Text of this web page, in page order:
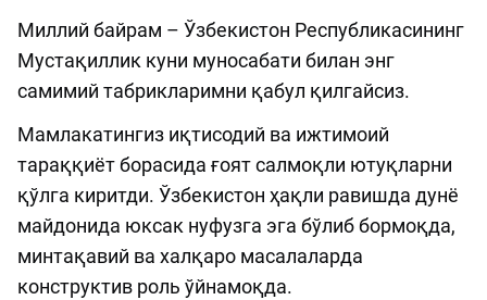
Миллий байрам – Ўзбекистон Республикасининг
Мустақиллик куни муносабати билан энг
самимий табрикларимни қабул қилгайсиз.
Мамлакатингиз иқтисодий ва ижтимоий
тараққиёт борасида ғоят салмоқли ютуқларни
қўлга киритди. Ўзбекистон ҳақли равишда дунё
майдонида юксак нуфузга эга бўлиб бормоқда,
минтақавий ва халқаро масалаларда
конструктив роль ўйнамоқда.